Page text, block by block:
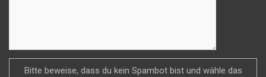
Bitte beweise, dass du kein Spambot bist und wähle das